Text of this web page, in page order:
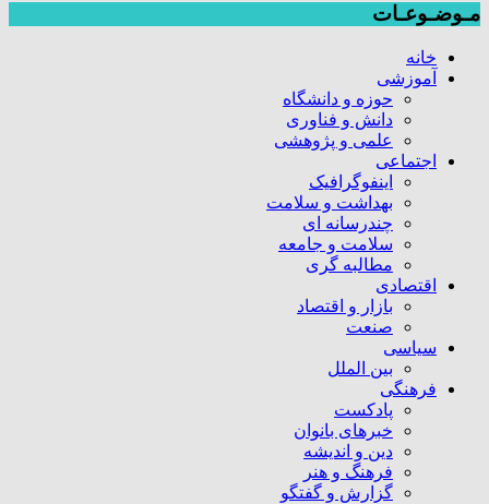
مـوضـوعـات
خانه
آموزشی
حوزه و دانشگاه
دانش و فناوری
علمی و پژوهشی
اجتماعی
اینفوگرافیک
بهداشت و سلامت
چندرسانه ای
سلامت و جامعه
مطالبه گری
اقتصادی
بازار و اقتصاد
صنعت
سیاسی
بین الملل
فرهنگی
پادکست
خبرهای بانوان
دین و اندیشه
فرهنگ و هنر
گزارش و گفتگو